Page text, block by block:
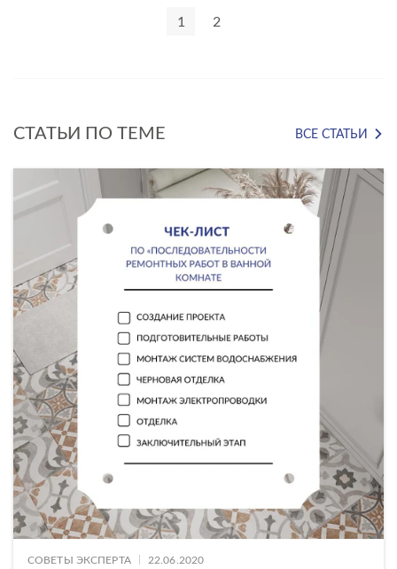
1 2
СТАТЬИ ПО ТЕМЕ ВСЕ СТАТЬИ
СОВЕТЫ ЭКСПЕРТА 22.06.2020